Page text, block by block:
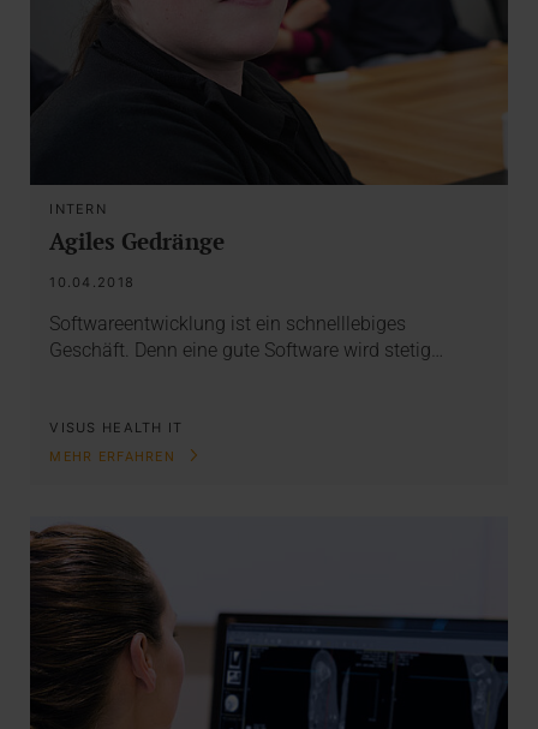
INTERN
Agiles Gedränge
10.04.2018
Softwareentwicklung ist ein schnelllebiges
Geschäft. Denn eine gute Software wird stetig…
VISUS HEALTH IT
MEHR ERFAHREN